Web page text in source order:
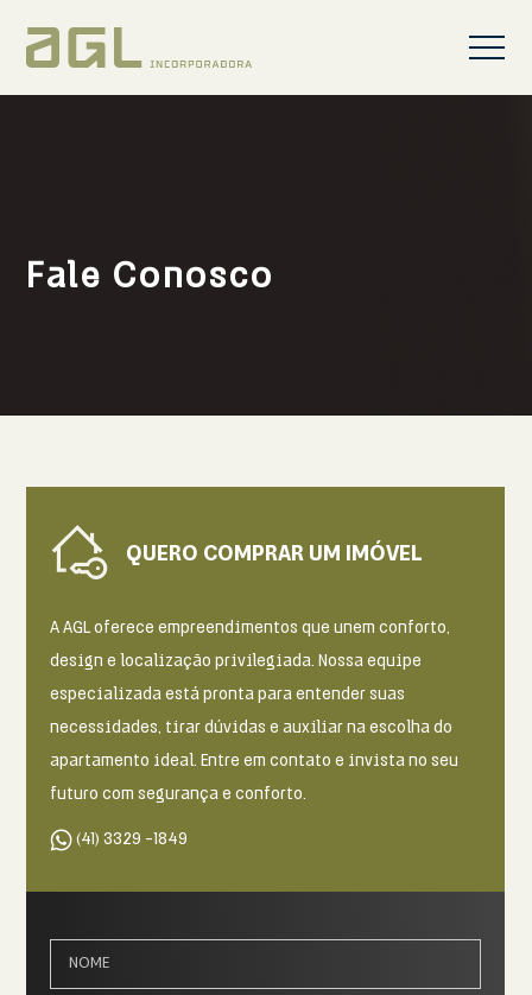
Fale Conosco
QUERO COMPRAR UM IMÓVEL
A AGL oferece empreendimentos que unem conforto,
design e localização privilegiada. Nossa equipe
especializada está pronta para entender suas
necessidades, tirar dúvidas e auxiliar na escolha do
apartamento ideal. Entre em contato e invista no seu
futuro com segurança e conforto.
(41) 3329 -1849